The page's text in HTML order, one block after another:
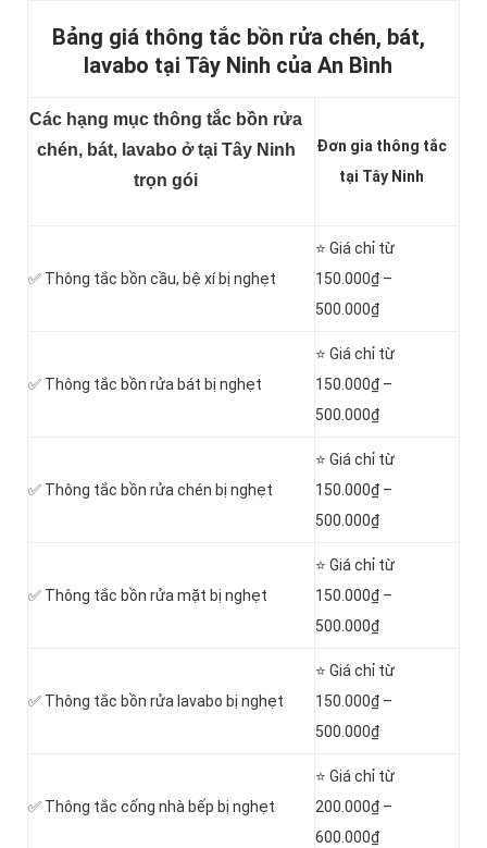
Bảng giá thông tắc bồn rửa chén, bát,
lavabo tại Tây Ninh của An Bình
Các hạng mục thông tắc bồn rửa
chén, bát, lavabo ở tại Tây Ninh
trọn gói
Đơn gia thông tắc
tại Tây Ninh
✅ Thông tắc bồn cầu, bệ xí bị nghẹt
⭐ Giá chỉ từ
150.000₫ –
500.000₫
✅ Thông tắc bồn rửa bát bị nghẹt
⭐ Giá chỉ từ
150.000₫ –
500.000₫
✅ Thông tắc bồn rửa chén bị nghẹt
⭐ Giá chỉ từ
150.000₫ –
500.000₫
✅ Thông tắc bồn rửa mặt bị nghẹt
⭐ Giá chỉ từ
150.000₫ –
500.000₫
✅ Thông tắc bồn rửa lavabo bị nghẹt
⭐ Giá chỉ từ
150.000₫ –
500.000₫
✅ Thông tắc cống nhà bếp bị nghẹt
⭐ Giá chỉ từ
200.000₫ –
600.000₫